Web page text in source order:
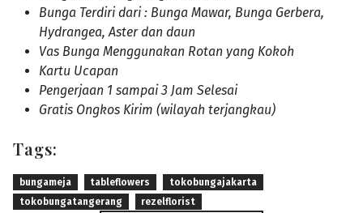
Bunga Terdiri dari : Bunga Mawar, Bunga Gerbera,
Hydrangea, Aster dan daun
Vas Bunga Menggunakan Rotan yang Kokoh
Kartu Ucapan
Pengerjaan 1 sampai 3 Jam Selesai
Gratis Ongkos Kirim (wilayah terjangkau)
Tags:
bungameja tableflowers
tokobungajakarta
tokobungatangerang
rezelflorist